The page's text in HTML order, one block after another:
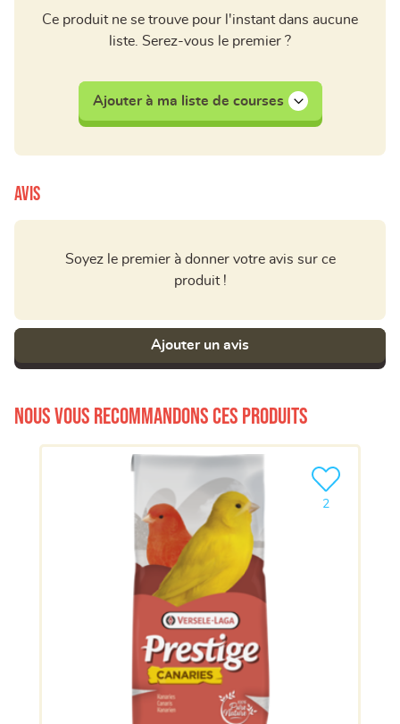
Ce produit ne se trouve pour l'instant dans aucune
liste. Serez-vous le premier ?
Ajouter à ma liste de courses
Avis
Soyez le premier à donner votre avis sur ce
produit !
Ajouter un avis
Nous vous recommandons ces produits
2
Ajouter le